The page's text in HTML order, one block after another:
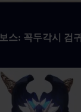
보스: 꼭두각시 검귀